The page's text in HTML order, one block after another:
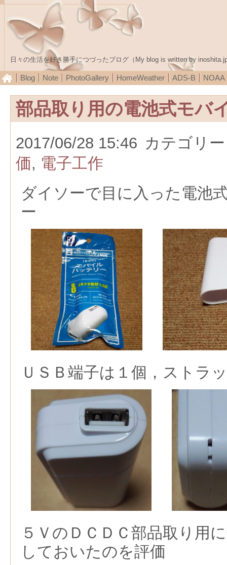
日々の生活を好き勝手につづったブログ（My blog is written by
Blog Note PhotoGallery HomeWeather ADS-B NOAA
部品取り用の電池式モバ
2017/06/28 15:46 カテゴリ
価, 電子工作
ダイソーで目に入った電池
ー
ＵＳＢ端子は１個，ストラ
５ＶのＤＣＤＣ部品取り用
しておいたのを評価